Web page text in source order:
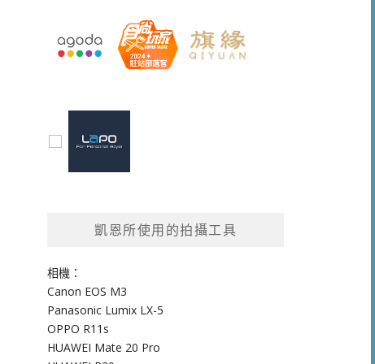
凱恩所使用的拍攝工具
相機：
Canon EOS M3
Panasonic Lumix LX-5
OPPO R11s
HUAWEI Mate 20 Pro